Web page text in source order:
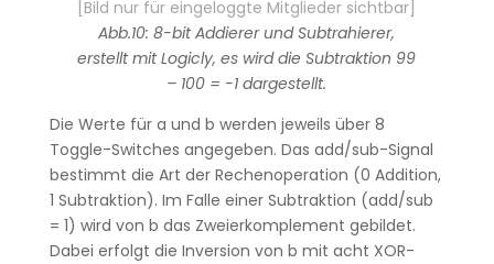
[Bild nur für eingeloggte Mitglieder sichtbar]
Abb.10: 8-bit Addierer und Subtrahierer,
erstellt mit Logicly, es wird die Subtraktion 99
– 100 = -1 dargestellt.
Die Werte für a und b werden jeweils über 8
Toggle-Switches angegeben. Das add/sub-Signal
bestimmt die Art der Rechenoperation (0 Addition,
1 Subtraktion). Im Falle einer Subtraktion (add/sub
= 1) wird von b das Zweierkomplement gebildet.
Dabei erfolgt die Inversion von b mit acht XOR-